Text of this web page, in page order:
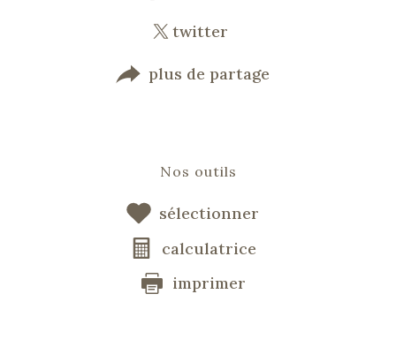
twitter
plus de partage
Nos outils
sélectionner
calculatrice
imprimer